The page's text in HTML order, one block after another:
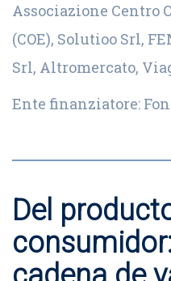
Associazione Centro
(COE), Solutioo Srl,
Srl, Altromercato,
Ente finanziatore:
Del